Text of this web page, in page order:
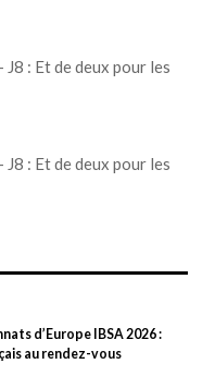
d’Europe IBSA 2026 :
au rendez-vous